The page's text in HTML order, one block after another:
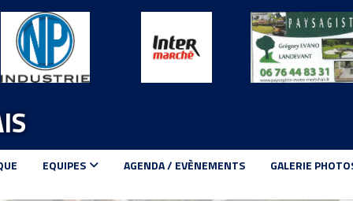
EQUIPES AGENDA / EVÈNEMENTS GALERIE